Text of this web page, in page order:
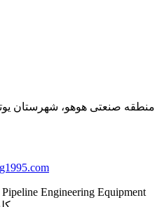
منطقه صنعتی هوهو، شهرستان